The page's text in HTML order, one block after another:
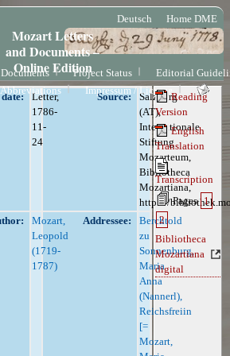
Deutsch Home DME
Mozart Letters
and Documents –
Online Edition
Documents Project Status
Editorial
Abbreviations
Impressum / License
Letter,
1786-
11-
24
Source:
Salzburg
(AT),
Internationale
Stiftung
Mozarteum,
Bibliotheca
Mozartiana,
https://
Mozart,
Leopold
(1719-
1787)
Addressee:
Berchtold
zu
Sonnenburg,
Maria
Anna
(Nannerl),
Reichsfreiin
[=
Mozart,
Reading
Version
English
Translation
Transcription
Pages 1
2
Bibliotheca
Mozartiana
digital